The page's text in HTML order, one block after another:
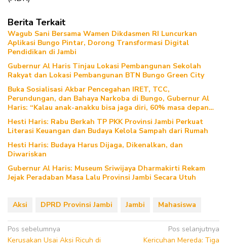
Berita Terkait
Wagub Sani Bersama Wamen Dikdasmen RI Luncurkan
Aplikasi Bungo Pintar, Dorong Transformasi Digital
Pendidikan di Jambi
Gubernur Al Haris Tinjau Lokasi Pembangunan Sekolah
Rakyat dan Lokasi Pembangunan BTN Bungo Green City
Buka Sosialisasi Akbar Pencegahan IRET, TCC,
Perundungan, dan Bahaya Narkoba di Bungo, Gubernur Al
Haris: “Kalau anak-anakku bisa jaga diri, 60% masa depan
Hesti Haris: Rabu Berkah TP PKK Provinsi Jambi Perkuat
Literasi Keuangan dan Budaya Kelola Sampah dari Rumah
Hesti Haris: Budaya Harus Dijaga, Dikenalkan, dan
Diwariskan
Gubernur Al Haris: Museum Sriwijaya Dharmakirti Rekam
Jejak Peradaban Masa Lalu Provinsi Jambi Secara Utuh
Aksi DPRD Provinsi Jambi Jambi Mahasiswa
Navigasi
pos
Pos sebelumnya
Kerusakan Usai Aksi Ricuh di
Pos selanjutnya
Kericuhan Mereda: Tiga